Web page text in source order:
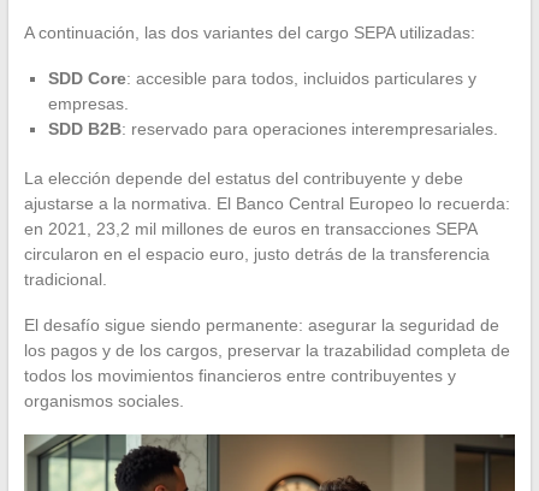
A continuación, las dos variantes del cargo SEPA utilizadas:
SDD Core: accesible para todos, incluidos particulares y
empresas.
SDD B2B: reservado para operaciones interempresariales.
La elección depende del estatus del contribuyente y debe
ajustarse a la normativa. El Banco Central Europeo lo recuerda:
en 2021, 23,2 mil millones de euros en transacciones SEPA
circularon en el espacio euro, justo detrás de la transferencia
tradicional.
El desafío sigue siendo permanente: asegurar la seguridad de
los pagos y de los cargos, preservar la trazabilidad completa de
todos los movimientos financieros entre contribuyentes y
organismos sociales.